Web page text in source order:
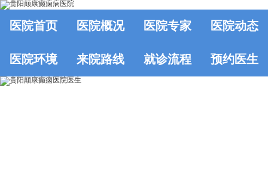
医院首页 医院概况 医院专家 医院动态
医院环境 来院路线 就诊流程 预约医生